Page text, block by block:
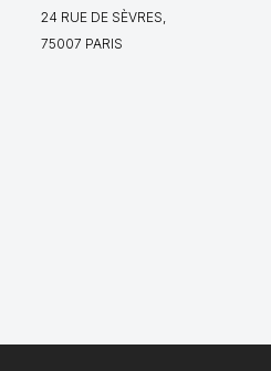
24 RUE DE SÈVRES,
75007 PARIS